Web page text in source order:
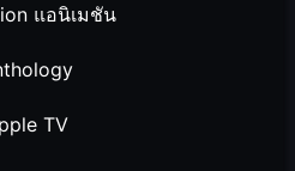
แอนิเมชัน
TV